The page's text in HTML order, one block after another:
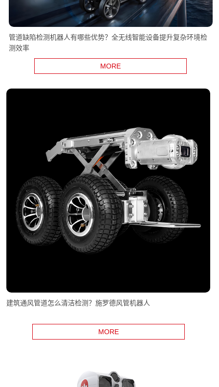
管道缺陷检测机器人有哪些优势？全无线智能设备提升复杂环境检
测效率
MORE
建筑通风管道怎么清洁检测？施罗德风管机器人
MORE